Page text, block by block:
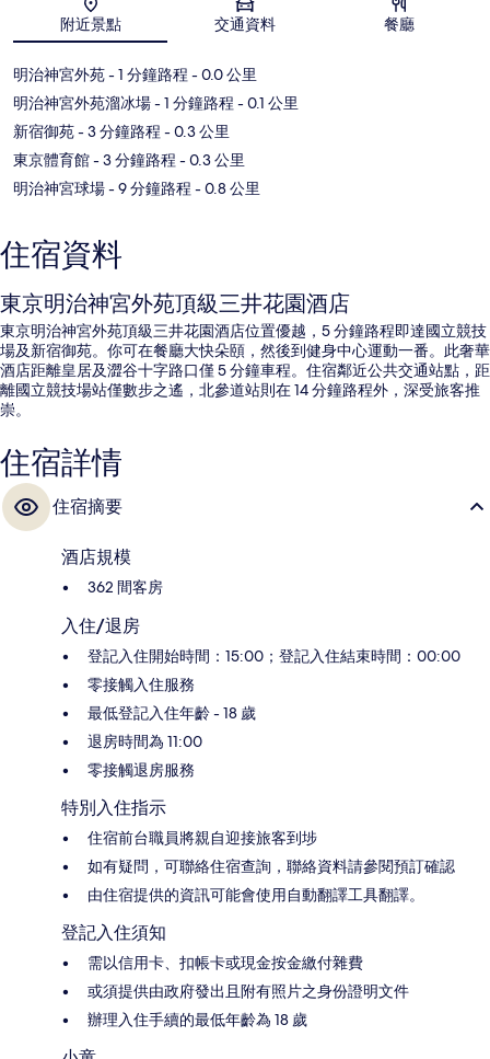
地圖
附近景點 交通資料 餐廳
明治神宮外苑- 1 分鐘路程 - 0.0 公里
明治神宮外苑溜冰場- 1 分鐘路程 - 0.1 公里
新宿御苑- 3 分鐘路程 - 0.3 公里
東京體育館- 3 分鐘路程 - 0.3 公里
明治神宮球場- 9 分鐘路程 - 0.8 公里
住宿資料
東京明治神宮外苑頂級三井花園酒店
東京明治神宮外苑頂級三井花園酒店位置優越，5 分鐘路程即達國立競技
場及新宿御苑。你可在餐廳大快朵頤，然後到健身中心運動一番。此奢華
酒店距離皇居及澀谷十字路口僅 5 分鐘車程。住宿鄰近公共交通站點，距
離國立競技場站僅數步之遙，北參道站則在 14 分鐘路程外，深受旅客推
崇。
住宿詳情
住宿摘要
酒店規模
362 間客房
入住/退房
登記入住開始時間：15:00；登記入住結束時間：00:00
零接觸入住服務
最低登記入住年齡 - 18 歲
退房時間為 11:00
零接觸退房服務
特別入住指示
住宿前台職員將親自迎接旅客到埗
如有疑問，可聯絡住宿查詢，聯絡資料請參閱預訂確認
由住宿提供的資訊可能會使用自動翻譯工具翻譯。
登記入住須知
需以信用卡、扣帳卡或現金按金繳付雜費
或須提供由政府發出且附有照片之身份證明文件
辦理入住手續的最低年齡為 18 歲